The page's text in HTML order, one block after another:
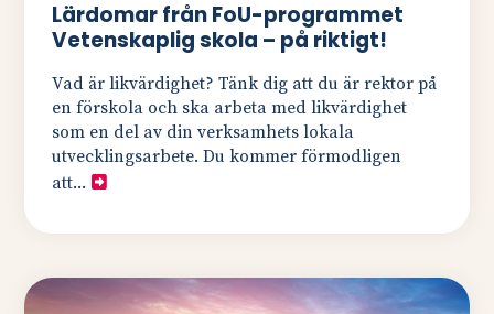
Lärdomar från FoU-programmet
Vetenskaplig skola – på riktigt!
Vad är likvärdighet? Tänk dig att du är rektor på
en förskola och ska arbeta med likvärdighet
som en del av din verksamhets lokala
utvecklingsarbete. Du kommer förmodligen
att...